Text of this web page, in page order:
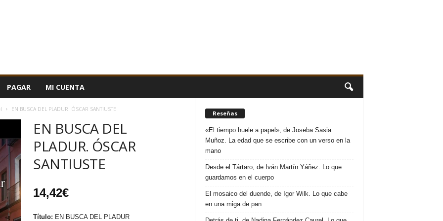
PAGAR MI CUENTA
EN BUSCA DEL PLADUR. ÓSCAR SANTIUSTE
EN BUSCA DEL
PLADUR. ÓSCAR
SANTIUSTE
14,42€
Título: EN BUSCA DEL PLADUR
Reseñas
«El tiempo huele a papel», de Joseba Sasia
Muñoz. La edad que se escribe con un verso en la
mano
Desde el Tártaro, de Iván Martín Yáñez. Lo que
guardamos en el cuerpo
El mosaico del duende, de Igor Wilk. Lo que cabe
en una miga de pan